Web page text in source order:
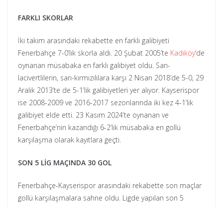
FARKLI SKORLAR
İki takım arasındaki rekabette en farklı galibiyeti
Fenerbahçe 7-0’lık skorla aldı. 20 Şubat 2005’te Kadıköy‘de
oynanan müsabaka en farklı galibiyet oldu. Sarı-
lacivertlilerin, sarı-kırmızılılara karşı 2 Nisan 2018’de 5-0, 29
Aralık 2013’te de 5-1’lik galibiyetleri yer alıyor. Kayserispor
ise 2008-2009 ve 2016-2017 sezonlarında iki kez 4-1’lik
galibiyet elde etti. 23 Kasım 2024’te oynanan ve
Fenerbahçe’nin kazandığı 6-2’lik müsabaka en gollü
karşılaşma olarak kayıtlara geçti.
SON 5 LİG MAÇINDA 30 GOL
Fenerbahçe-Kayserispor arasındaki rekabette son maçlar
gollü karşılaşmalara sahne oldu. Ligde yapılan son 5